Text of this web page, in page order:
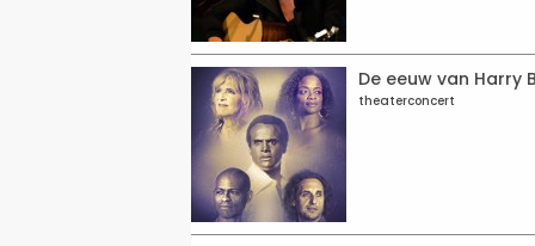
De eeuw van Harry
theaterconcert